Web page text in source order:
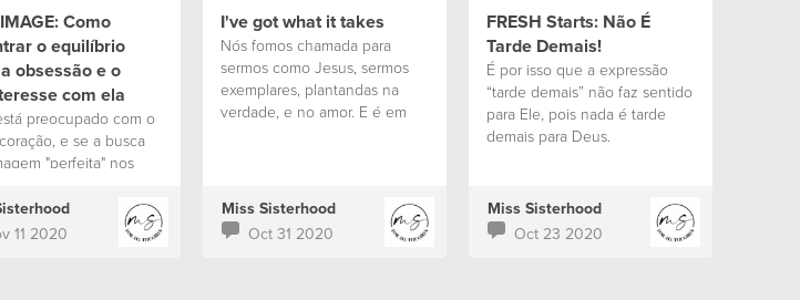
Como
o equilíbrio
obsessão e o
com ela
preocupado com o
e se a busca
"perfeita" nos
curar isso em nós e
a superar as nossas
11 2020
I've got what it takes
Nós fomos chamada para
sermos como Jesus, sermos
exemplares, plantandas na
verdade, e no amor. E é em
Miss Sisterhood
Oct 31 2020
FRESH Starts: Não É
Tarde Demais!
É por isso que a expressão
“tarde demais” não faz sentido
para Ele, pois nada é tarde
demais para Deus.
Miss Sisterhood
Oct 23 2020